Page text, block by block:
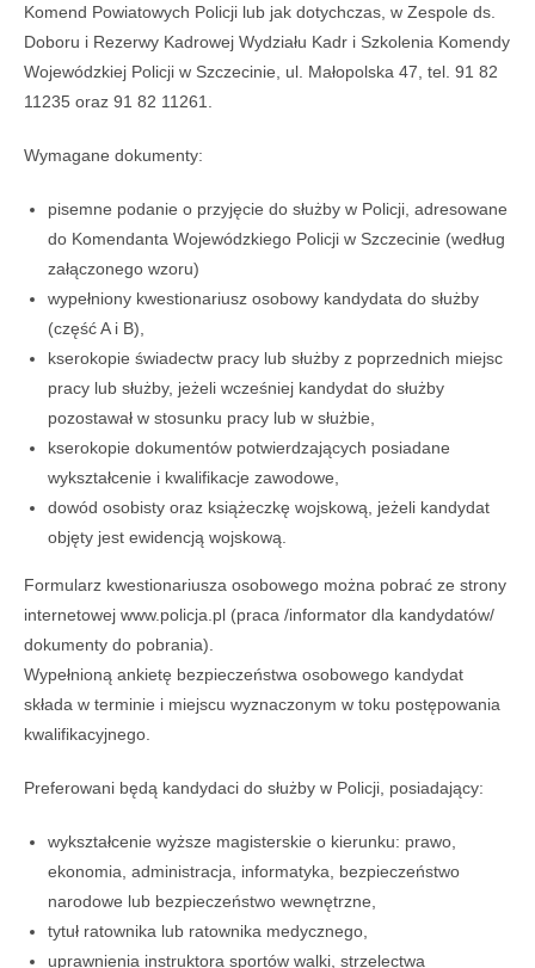
Komend Powiatowych Policji lub jak dotychczas, w Zespole ds.
Doboru i Rezerwy Kadrowej Wydziału Kadr i Szkolenia Komendy
Wojewódzkiej Policji w Szczecinie, ul. Małopolska 47, tel. 91 82
11235 oraz 91 82 11261.
Wymagane dokumenty:
pisemne podanie o przyjęcie do służby w Policji, adresowane
do Komendanta Wojewódzkiego Policji w Szczecinie (według
załączonego wzoru)
wypełniony kwestionariusz osobowy kandydata do służby
(część A i B),
kserokopie świadectw pracy lub służby z poprzednich miejsc
pracy lub służby, jeżeli wcześniej kandydat do służby
pozostawał w stosunku pracy lub w służbie,
kserokopie dokumentów potwierdzających posiadane
wykształcenie i kwalifikacje zawodowe,
dowód osobisty oraz książeczkę wojskową, jeżeli kandydat
objęty jest ewidencją wojskową.
Formularz kwestionariusza osobowego można pobrać ze strony
internetowej www.policja.pl (praca /informator dla kandydatów/
dokumenty do pobrania).
Wypełnioną ankietę bezpieczeństwa osobowego kandydat
składa w terminie i miejscu wyznaczonym w toku postępowania
kwalifikacyjnego.
Preferowani będą kandydaci do służby w Policji, posiadający:
wykształcenie wyższe magisterskie o kierunku: prawo,
ekonomia, administracja, informatyka, bezpieczeństwo
narodowe lub bezpieczeństwo wewnętrzne,
tytuł ratownika lub ratownika medycznego,
uprawnienia instruktora sportów walki, strzelectwa